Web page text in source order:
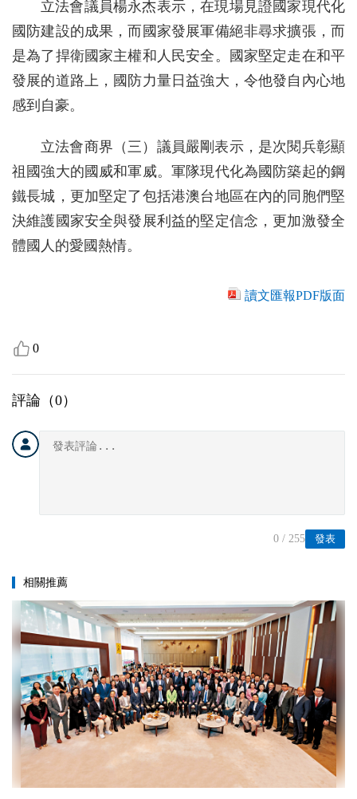
立法會議員楊永杰表示，在現場見證國家現代化
國防建設的成果，而國家發展軍備絕非尋求擴張，而
是為了捍衛國家主權和人民安全。國家堅定走在和平
發展的道路上，國防力量日益強大，令他發自內心地
感到自豪。
立法會商界（三）議員嚴剛表示，是次閱兵彰顯
祖國強大的國威和軍威。軍隊現代化為國防築起的鋼
鐵長城，更加堅定了包括港澳台地區在內的同胞們堅
決維護國家安全與發展利益的堅定信念，更加激發全
體國人的愛國熱情。
讀文匯報PDF版面
0
評論（0）
發表
0 / 255
相關推薦